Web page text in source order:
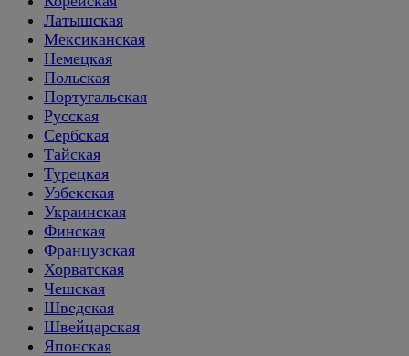
Латышская
Мексиканская
Немецкая
Польская
Португальская
Русская
Сербская
Тайская
Турецкая
Узбекская
Украинская
Финская
Французская
Хорватская
Чешская
Шведская
Швейцарская
Японская